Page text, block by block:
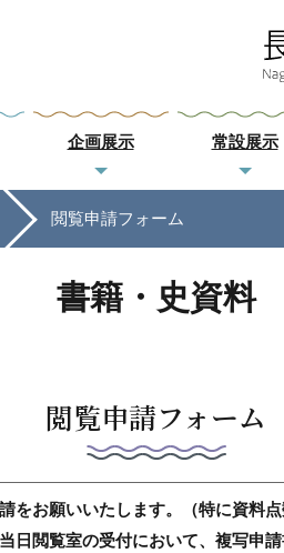
企画展示 常設展示
閲覧申請フォーム
書籍・史資料
閲覧申請フォーム
をお願いいたします。（特に資料
日閲覧室の受付において、複写申